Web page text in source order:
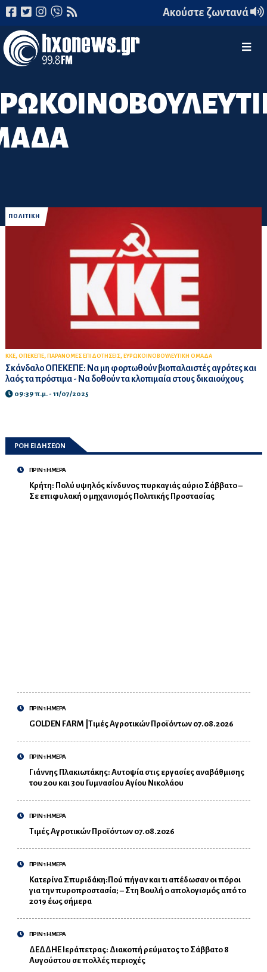
Ακούστε ζωντανά
ΠΟΛΙΤΙΚΗ
ΚΚΕ, ΟΠΕΚΕΠΕ, ΠΑΡΑΝΟΜΕΣ ΕΠΙΔΟΤΗΣΕΙΣ, ΕΥΡΩΚΟΙΝΟΒΟΥΛΕΥΤΙΚΗ ΟΜΑΔΑ
Σκάνδαλο ΟΠΕΚΕΠΕ: Να μη φορτωθούν βιοπαλαιστές αγρότες και
λαός τα πρόστιμα - Να δοθούν τα κλοπιμαία στους δικαιούχους
09:39 π.μ. - 11/07/2025
ΡΟΗ ΕΙΔΗΣΕΩΝ
ΠΡΙΝ 1 ΗΜΕΡΑ
Κρήτη: Πολύ υψηλός κίνδυνος πυρκαγιάς αύριο Σάββατο –
Σε επιφυλακή ο μηχανισμός Πολιτικής Προστασίας
ΠΡΙΝ 1 ΗΜΕΡΑ
GOLDEN FARM |Τιμές Αγροτικών Προϊόντων 07.08.2026
ΠΡΙΝ 1 ΗΜΕΡΑ
Γιάννης Πλακιωτάκης: Αυτοψία στις εργασίες αναβάθμισης
του 2ου και 3ου Γυμνασίου Αγίου Νικολάου
ΠΡΙΝ 1 ΗΜΕΡΑ
Τιμές Αγροτικών Προϊόντων 07.08.2026
ΠΡΙΝ 1 ΗΜΕΡΑ
Κατερίνα Σπυριδάκη:Πού πήγαν και τι απέδωσαν οι πόροι
για την πυροπροστασία; – Στη Βουλή ο απολογισμός από το
2019 έως σήμερα
ΠΡΙΝ 1 ΗΜΕΡΑ
ΔΕΔΔΗΕ Ιεράπετρας: Διακοπή ρεύματος το Σάββατο 8
Αυγούστου σε πολλές περιοχές